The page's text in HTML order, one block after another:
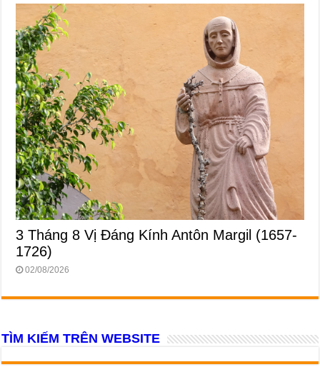
3 Tháng 8 Vị Ðáng Kính Antôn Margil (1657-
1726)
02/08/2026
TÌM KIẾM TRÊN WEBSITE